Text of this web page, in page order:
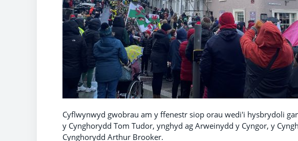
Cyflwynwyd gwobrau am y ffenestr siop orau wedi'i hysbrydoli
y Cynghorydd Tom Tudor, ynghyd ag Arweinydd y Cyngor, y
Cynghorydd Arthur Brooker.